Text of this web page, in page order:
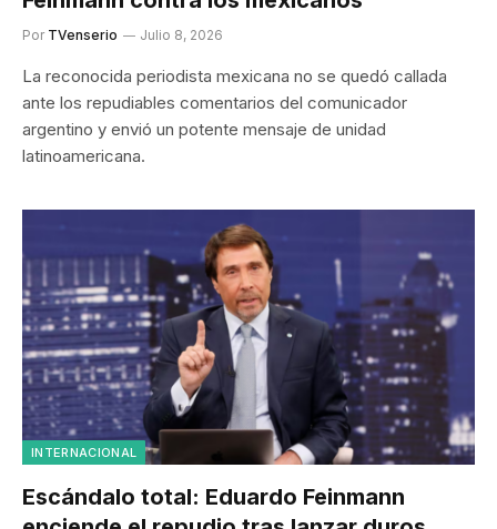
Por TVenserio Julio 8, 2026
La reconocida periodista mexicana no se quedó callada
ante los repudiables comentarios del comunicador
argentino y envió un potente mensaje de unidad
latinoamericana.
INTERNACIONAL
Escándalo total: Eduardo Feinmann